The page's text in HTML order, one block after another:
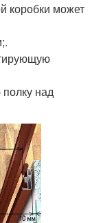
коробки может
над